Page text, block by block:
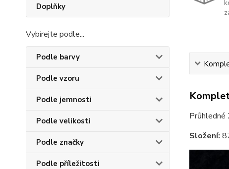
Doplňky
Vybírejte podle...
Podle barvy
Podle vzoru
Podle jemnosti
Podle velikosti
Podle značky
Podle příležitosti
Průhledné
Složení: